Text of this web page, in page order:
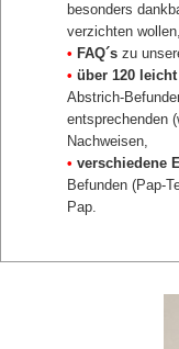
besonders
verzichten wollen,
• FAQ´s zu
• über 120
Abstrich-
entsprechenden
Nachweisen,
• verschiedene
Befunden (Pap-
Pap.